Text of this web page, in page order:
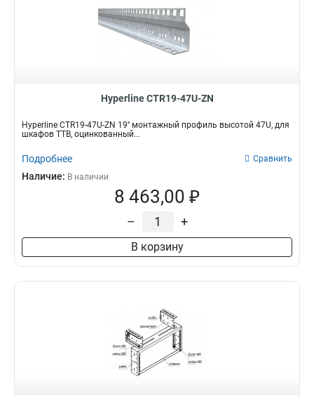
Hyperline CTR19-47U-ZN
Hyperline CTR19-47U-ZN 19'' монтажный профиль высотой 47U, для
шкафов TTB, оцинкованный...
Подробнее Сравнить
Наличие: В наличии
8 463,00 ₽
– +
В корзину